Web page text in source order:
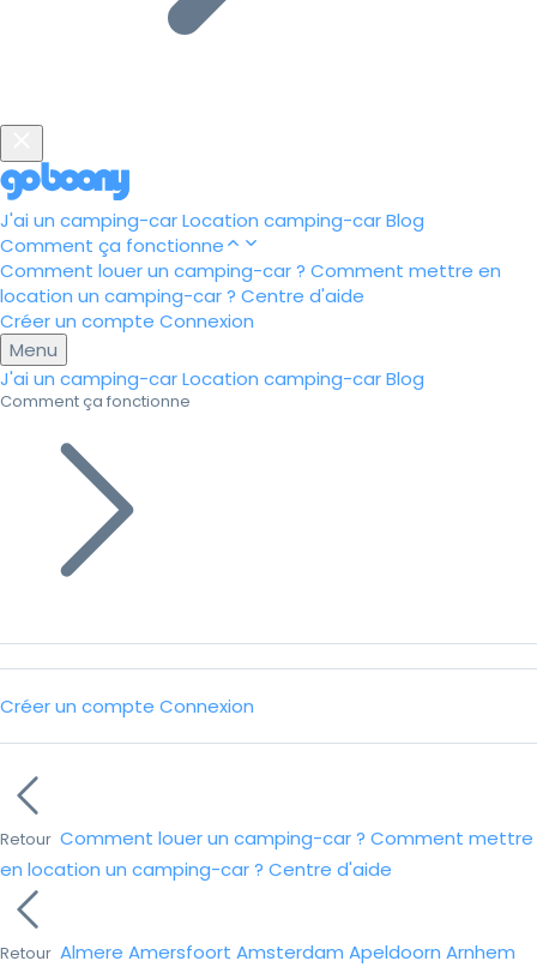
J'ai un camping-carLocation camping-carBlog
Comment ça fonctionne
Comment louer un camping-car ? Comment mettre en
location un camping-car ? Centre d'aide
Créer un compte Connexion
Menu
J'ai un camping-carLocation camping-carBlog
Comment ça fonctionne
Créer un compte Connexion
Retour Comment louer un camping-car ? Comment mettre
en location un camping-car ? Centre d'aide
Retour Almere Amersfoort Amsterdam Apeldoorn Arnhem